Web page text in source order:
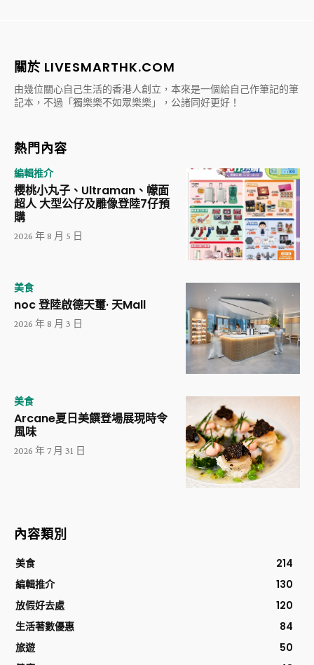
關於 LIVESMARTHK.COM
由幾位關心自己生活的香港人創立，本來是一個給自己作筆記的筆
記本，不過「獨樂樂不如眾樂樂」，公諸同好更好！
熱門內容
編輯推介
櫻桃小丸子、Ultraman、幪面
超人 大型公仔及雕像登陸7仔預
購
2026 年 8 月 5 日
美食
noc 登陸啟德天璽· 天Mall
2026 年 8 月 3 日
美食
Arcane夏日美饌登場展現時令
風味
2026 年 7 月 31 日
內容類別
美食
214
編輯推介
130
放假好去處
120
生活著數優惠
84
旅遊
50